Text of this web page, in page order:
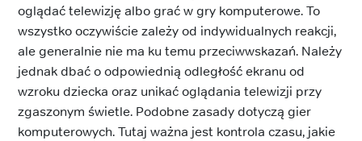
oglądać telewizję albo grać w gry komputerowe. To
wszystko oczywiście zależy od indywidualnych reakcji,
ale generalnie nie ma ku temu przeciwwskazań. Należy
jednak dbać o odpowiednią odległość ekranu od
wzroku dziecka oraz unikać oglądania telewizji przy
zgaszonym świetle. Podobne zasady dotyczą gier
komputerowych. Tutaj ważna jest kontrola czasu, jakie